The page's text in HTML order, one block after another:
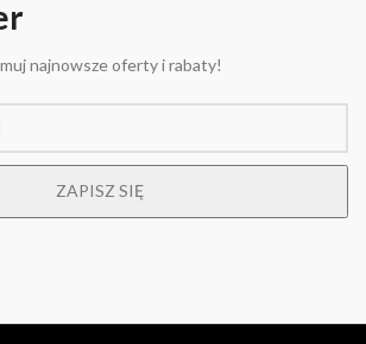
najnowsze oferty i rabaty!